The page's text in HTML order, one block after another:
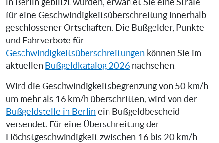
in Berlin geblitzt wurden, erwartet Sie eine Strafe
für eine Geschwindigkeitsüberschreitung innerhalb
geschlossener Ortschaften. Die Bußgelder, Punkte
und Fahrverbote für
Geschwindigkeitsüberschreitungen können Sie im
aktuellen Bußgeldkatalog 2026 nachsehen.
Wird die Geschwindigkeitsbegrenzung von 50 km/h
um mehr als 16 km/h überschritten, wird von der
Bußgeldstelle in Berlin ein Bußgeldbescheid
versendet. Für eine Überschreitung der
Höchstgeschwindigkeit zwischen 16 bis 20 km/h